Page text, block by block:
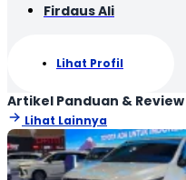
Firdaus Ali
Lihat Profil
Artikel Panduan & Review
Lihat Lainnya